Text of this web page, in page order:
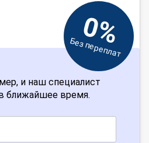
0%
Без переплат
и наш специалист
ближайшее время.